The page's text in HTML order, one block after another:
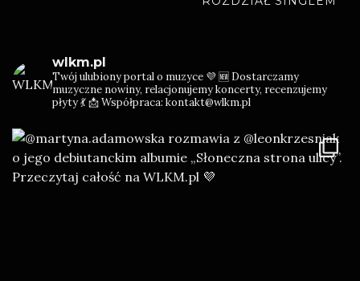
wlkm.pl
Twój ulubiony portal o muzyce 💜 🆕 Dostarczamy
muzyczne nowiny, relacjonujemy koncerty, recenzujemy
płyty 💃📩 Współpraca: kontakt@wlkm.pl